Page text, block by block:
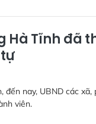
Hà Tĩnh đã
đến nay, UBND các
viên.